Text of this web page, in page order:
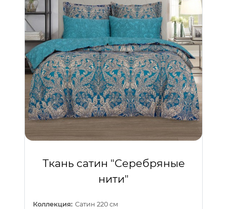
Ткань сатин "Серебряные
нити"
Коллекция: Сатин 220 см